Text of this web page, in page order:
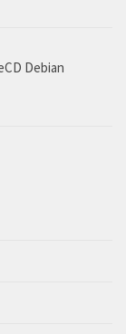
Debian